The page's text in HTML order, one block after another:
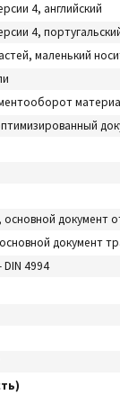
4, английский
4,
маленький
документ
документ
4994